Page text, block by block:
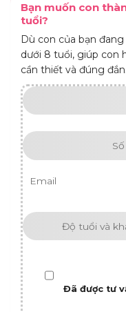
Bạn muốn con
tuổi?
Dù con của bạn
dưới 8 tuổi, giúp con
cần thiết và đúng đắn.
Đã được tư